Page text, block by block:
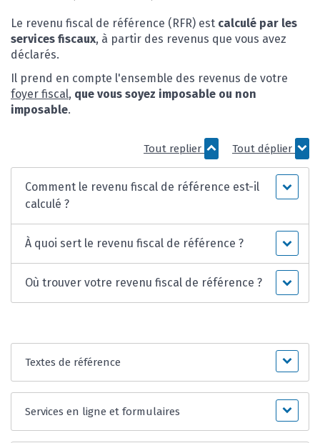
Le revenu fiscal de référence (RFR) est calculé par les
services fiscaux, à partir des revenus que vous avez
déclarés.
Il prend en compte l'ensemble des revenus de votre
foyer fiscal, que vous soyez imposable ou non
imposable.
Tout replier Tout déplier
Comment le revenu fiscal de référence est-il
calculé ?
À quoi sert le revenu fiscal de référence ?
Où trouver votre revenu fiscal de référence ?
Textes de référence
Services en ligne et formulaires